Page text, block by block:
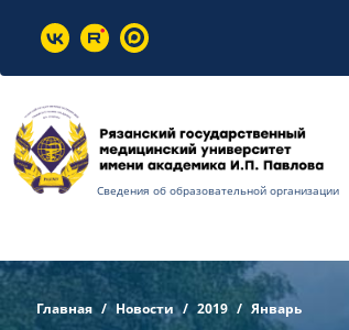
Сведения об образовательной организации
Главная Новости 2019 Январь